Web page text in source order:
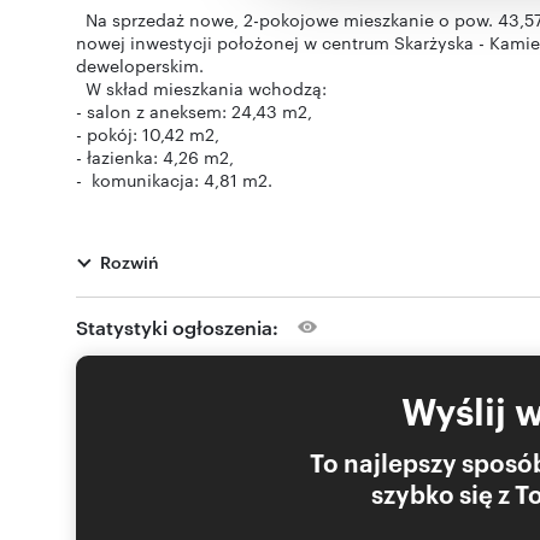
Na sprzedaż nowe, 2-pokojowe mieszkanie o pow.
nowej inwestycji położonej w centrum Skarżyska -
deweloperskim.
W skład mieszkania wchodzą:
- salon z aneksem: 24,43 m2,
- pokój: 10,42 m2,
- łazienka: 4,26 m2,
- komunikacja: 4,81 m2.
Budynki zostaną wyposażone w nowoczesne windy.
cenie 38 000 PLN. Komórka lokatorska w cenie 14 000
postojowego.
Inwestycja oddana do użytku.
mieszkań o zróżnicowanym metrażu oraz liczbie
tarasem po 4-pokojowe z tarasem i widokiem na
oraz plan budynku zostały zaprojektowane tak, by
Rozwiń
Statystyki ogłoszenia:
Wyślij
To najlepszy
szybko się z